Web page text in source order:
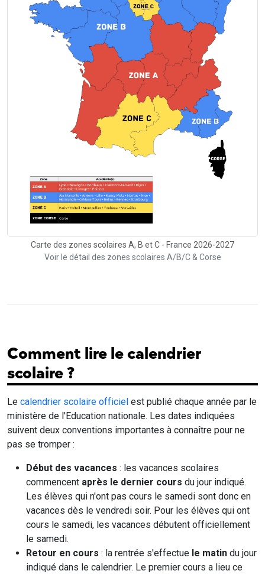
Carte des zones scolaires A, B et C - France 2026-2027
Voir le détail des zones scolaires A/B/C & Corse
Comment lire le calendrier
scolaire ?
Le calendrier scolaire officiel est publié chaque année par le
ministère de l'Education nationale. Les dates indiquées
suivent deux conventions importantes à connaître pour ne
pas se tromper :
Début des vacances : les vacances scolaires
commencent après le dernier cours du jour indiqué.
Les élèves qui n'ont pas cours le samedi sont donc en
vacances dès le vendredi soir. Pour les élèves qui ont
cours le samedi, les vacances débutent officiellement
le samedi.
Retour en cours : la rentrée s'effectue le matin du jour
indiqué dans le calendrier. Le premier cours a lieu ce